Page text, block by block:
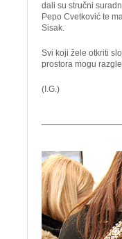
dali su stručni
Pepo Cvetković te
Sisak.
Svi koji žele otkriti
prostora mogu
(I.G.)